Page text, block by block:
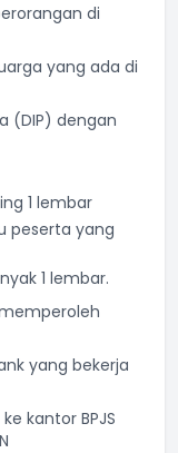
di
yang ada di
(DIP) dengan
1 lembar
peserta yang
1 lembar.
yang bekerja
kantor BPJS